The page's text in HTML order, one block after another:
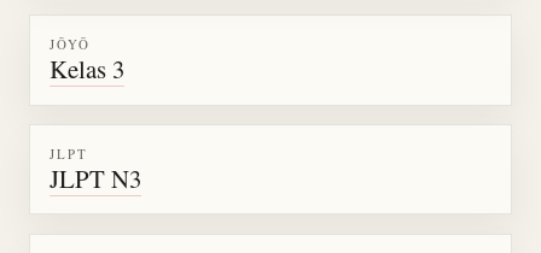
JŌYŌ
Kelas 3
JLPT
JLPT N3